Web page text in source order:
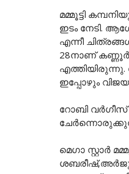
മമ്മൂട്ടി
ഇടം നേടി.
എന്നീ
28നാണ് കണ്ണൂർ
എത്തിയിരുന്നു.
ഇപ്പോഴും
റോബി വർഗീസ്
മെഗാ സ്റ്റാർ